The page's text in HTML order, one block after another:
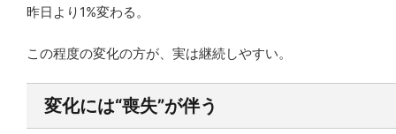
昨日より1%変わる。
この程度の変化の方が、実は継続しやすい。
変化には“喪失”が伴う